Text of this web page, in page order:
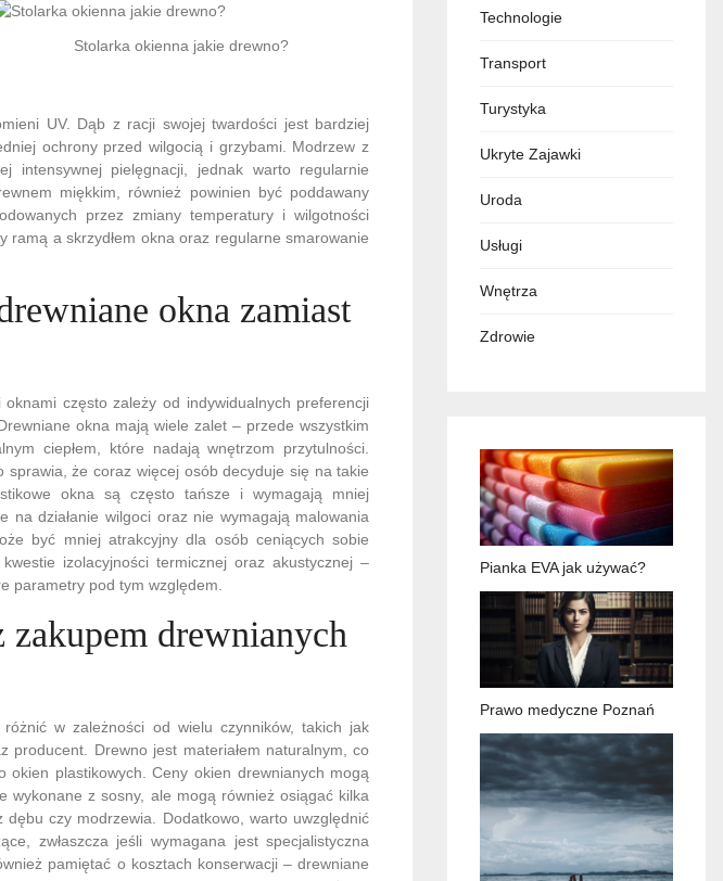
Stolarka okienna jakie drewno?
UV. Dąb z racji swojej twardości jest bardziej
ochrony przed wilgocią i grzybami. Modrzew z
intensywnej pielęgnacji, jednak warto regularnie
miękkim, również powinien być poddawany
przez zmiany temperatury i wilgotności
a skrzydłem okna oraz regularne smarowanie
okna zamiast
często zależy od indywidualnych preferencji
okna mają wiele zalet – przede wszystkim
ciepłem, które nadają wnętrzom przytulności.
sprawia, że coraz więcej osób decyduje się na takie
okna są często tańsze i wymagają mniej
na działanie wilgoci oraz nie wymagają malowania
być mniej atrakcyjny dla osób ceniących sobie
izolacyjności termicznej oraz akustycznej –
parametry pod tym względem.
zakupem drewnianych
w zależności od wielu czynników, takich jak
Drewno jest materiałem naturalnym, co
plastikowych. Ceny okien drewnianych mogą
wykonane z sosny, ale mogą również osiągać kilka
czy modrzewia. Dodatkowo, warto uwzględnić
zwłaszcza jeśli wymagana jest specjalistyczna
pamiętać o kosztach konserwacji – drewniane
Technologie
Transport
Turystyka
Ukryte Zajawki
Uroda
Usługi
Wnętrza
Zdrowie
Pianka EVA jak używać?
Prawo medyczne Poznań